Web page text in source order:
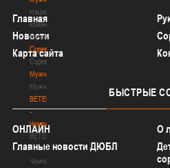
Национальная
команда.
Мужчины
Соревнования
Соревнования
Мужчины
Мужчины
BETERA
-
Чемпионат
BETERA
-
Чемпионат
Главная
Новости
Карта сайта
БЫСТРЫЕ
ОНЛАЙН
О
Главные новости ДЮБЛ